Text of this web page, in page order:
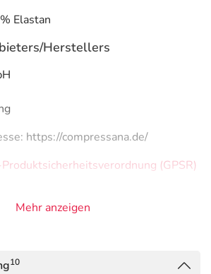
Elastan
Herstellers
https://compressana.de/
(GPSR)
können Sie sich oben
Mehr anzeigen
10